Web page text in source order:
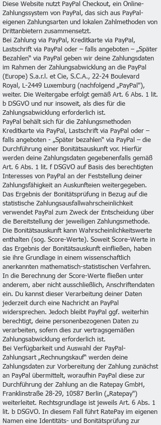
Diese Website nutzt PayPal Checkout, ein Online-
Zahlungssystem von PayPal, das sich aus PayPal-
eigenen Zahlungsarten und lokalen Zahlmethoden von
Drittanbietern zusammensetzt.
Bei Zahlung via PayPal, Kreditkarte via PayPal,
Lastschrift via PayPal oder – falls angeboten – „Später
Bezahlen“ via PayPal geben wir deine Zahlungsdaten
im Rahmen der Zahlungsabwicklung an die PayPal
(Europe) S.a.r.l. et Cie, S.C.A., 22-24 Boulevard
Royal, L-2449 Luxemburg (nachfolgend „PayPal"),
weiter. Die Weitergabe erfolgt gemäß Art. 6 Abs. 1 lit.
b DSGVO und nur insoweit, als dies für die
Zahlungsabwicklung erforderlich ist.
PayPal behält sich für die Zahlungsmethoden
Kreditkarte via PayPal, Lastschrift via PayPal oder –
falls angeboten - „Später bezahlen“ via PayPal – die
Durchführung einer Bonitätsauskunft vor. Hierfür
werden deine Zahlungsdaten gegebenenfalls gemäß
Art. 6 Abs. 1 lit. f DSGVO auf Basis des berechtigten
Interesses von PayPal an der Feststellung deiner
Zahlungsfähigkeit an Auskunfteien weitergegeben.
Das Ergebnis der Bonitätsprüfung in Bezug auf die
statistische Zahlungsausfallwahrscheinlichkeit
verwendet PayPal zum Zweck der Entscheidung über
die Bereitstellung der jeweiligen Zahlungsmethode.
Die Bonitätsauskunft kann Wahrscheinlichkeitswerte
enthalten (sog. Score-Werte). Soweit Score-Werte in
das Ergebnis der Bonitätsauskunft einfließen, haben
sie ihre Grundlage in einem wissenschaftlich
anerkannten mathematisch-statistischen Verfahren.
In die Berechnung der Score-Werte fließen unter
anderem, aber nicht ausschließlich, Anschriftendaten
ein. Du kannst dieser Verarbeitung deiner Daten
jederzeit durch eine Nachricht an PayPal
widersprechen. Jedoch bleibt PayPal ggf. weiterhin
berechtigt, deine personenbezogenen Daten zu
verarbeiten, sofern dies zur vertragsgemäßen
Zahlungsabwicklung erforderlich ist.
Bei Verfügbarkeit und Auswahl der PayPal-
Zahlungsart „Rechnungskauf“ werden deine
Zahlungsdaten zur Vorbereitung der Zahlung zunächst
an PayPal übermittelt, woraufhin PayPal diese zur
Durchführung der Zahlung an die Ratepay GmbH,
Franklinstraße 28-29, 10587 Berlin („Ratepay")
weiterleitet. Rechtsgrundlage ist jeweils Art. 6 Abs. 1
lit. b DSGVO. In diesem Fall führt RatePay im eigenen
Namen eine Identitäts- und Bonitätsprüfung zur